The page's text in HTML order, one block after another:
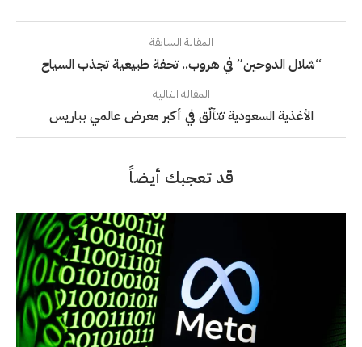
المقالة السابقة
“شلال الدوحين” في هروب.. تحفة طبيعية تجذب السياح
المقالة التالية
الأغذية السعودية تتألّق في أكبر معرض عالمي بباريس
قد تعجبك أيضاً